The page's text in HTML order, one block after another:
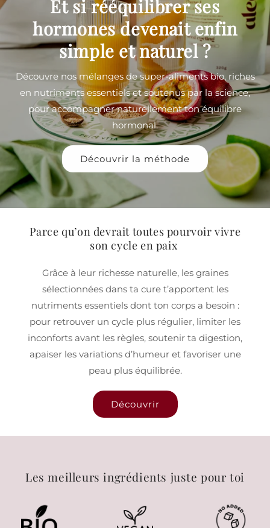
Et si rééquilibrer ses
hormones devenait enfin
simple et naturel ?
Découvre nos mélanges de super-aliments bio, riches
en nutriments essentiels et soutenus par la science,
pour accompagner naturellement ton équilibre
hormonal.
Découvrir la méthode
Parce qu’on devrait toutes pourvoir vivre
son cycle en paix
Grâce à leur richesse naturelle, les graines
sélectionnées dans ta cure t’apportent les
nutriments essentiels dont ton corps a besoin :
pour retrouver un cycle plus régulier, limiter les
inconforts avant les règles, soutenir ta digestion,
apaiser les variations d’humeur et favoriser une
peau plus équilibrée.
Découvrir
Les meilleurs ingrédients juste pour toi